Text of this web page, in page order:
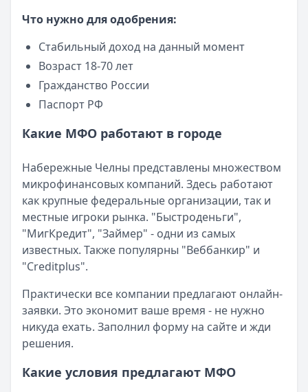
Категория:МФО
Читать новость
Что нужно для одобрения:
Стабильный доход на данный момент
Возраст 18-70 лет
Гражданство России
Паспорт РФ
Какие МФО работают в городе
Набережные Челны представлены множеством
микрофинансовых компаний. Здесь работают
как крупные федеральные организации, так и
местные игроки рынка. "Быстроденьги",
"МигКредит", "Займер" - одни из самых
известных. Также популярны "Веббанкир" и
"Creditplus".
Практически все компании предлагают онлайн-
заявки. Это экономит ваше время - не нужно
никуда ехать. Заполнил форму на сайте и жди
решения.
Какие условия предлагают МФО